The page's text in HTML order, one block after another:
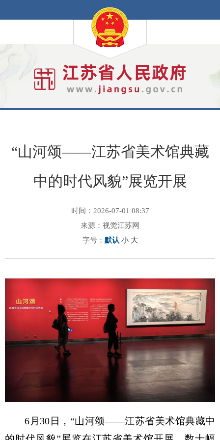
“山河颂——江苏省美术馆典藏
中的时代风貌”展览开展
时间：2026-07-01 08:37
来源：视觉江苏网
字号： 默认 小 大
6月30日，“山河颂——江苏省美术馆典藏中